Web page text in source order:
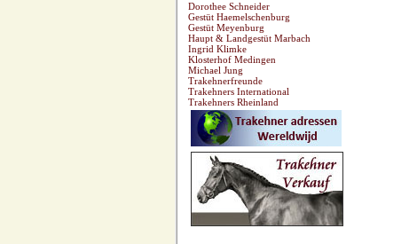
Dorothee Schneider
Gestüt Haemelschenburg
Gestüt Meyenburg
Haupt & Landgestüt Marbach
Ingrid Klimke
Klosterhof Medingen
Michael Jung
Trakehnerfreunde
Trakehners International
Trakehners Rheinland